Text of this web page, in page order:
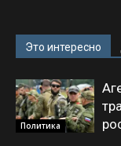
Это интересно
Политика